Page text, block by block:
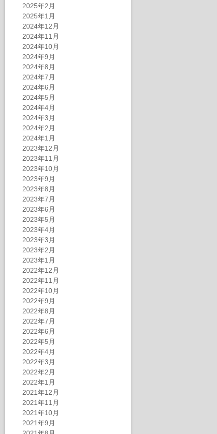
2025年2月
2025年1月
2024年12月
2024年11月
2024年10月
2024年9月
2024年8月
2024年7月
2024年6月
2024年5月
2024年4月
2024年3月
2024年2月
2024年1月
2023年12月
2023年11月
2023年10月
2023年9月
2023年8月
2023年7月
2023年6月
2023年5月
2023年4月
2023年3月
2023年2月
2023年1月
2022年12月
2022年11月
2022年10月
2022年9月
2022年8月
2022年7月
2022年6月
2022年5月
2022年4月
2022年3月
2022年2月
2022年1月
2021年12月
2021年11月
2021年10月
2021年9月